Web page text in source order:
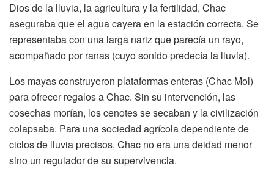
Dios de la lluvia, la agricultura y la fertilidad, Chac
aseguraba que el agua cayera en la estación correcta. Se
representaba con una larga nariz que parecía un rayo,
acompañado por ranas (cuyo sonido predecía la lluvia).
Los mayas construyeron plataformas enteras (Chac Mol)
para ofrecer regalos a Chac. Sin su intervención, las
cosechas morían, los cenotes se secaban y la civilización
colapsaba. Para una sociedad agrícola dependiente de
ciclos de lluvia precisos, Chac no era una deidad menor
sino un regulador de su supervivencia.